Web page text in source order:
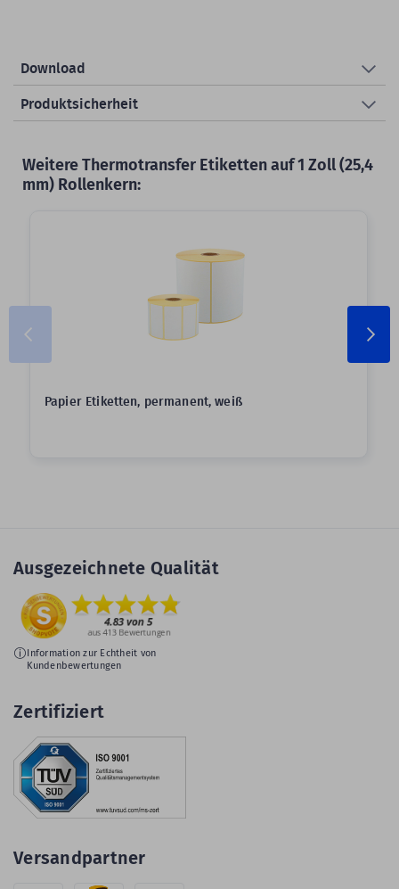
Download
Produktsicherheit
Weitere Thermotransfer Etiketten auf 1 Zoll (25,4
mm) Rollenkern:
Papier Etiketten, permanent, weiß
Ausgezeichnete Qualität
Information zur Echtheit von
Kundenbewertungen
Zertifiziert
Versandpartner